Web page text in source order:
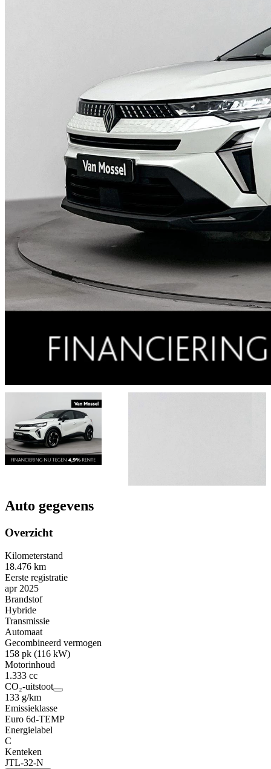
Auto gegevens
Overzicht
Kilometerstand
18.476 km
Eerste registratie
apr 2025
Brandstof
Hybride
Transmissie
Automaat
Gecombineerd vermogen
158 pk (116 kW)
Motorinhoud
1.333 cc
CO₂-uitstoot
133 g/km
Emissieklasse
Euro 6d-TEMP
Energielabel
C
Kenteken
JTL-32-N